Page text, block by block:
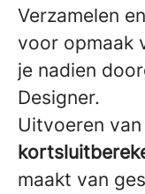
Verzamelen
voor opmaak
je nadien
Designer.
Uitvoeren van
maakt van